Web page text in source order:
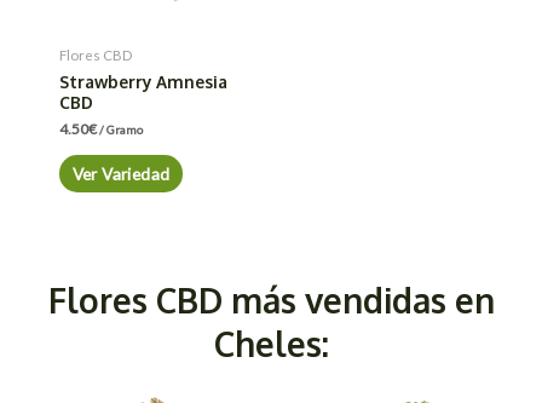
Flores CBD
Strawberry Amnesia
CBD
4.50€/ Gramo
Ver Variedad
Flores CBD más vendidas en
Cheles: